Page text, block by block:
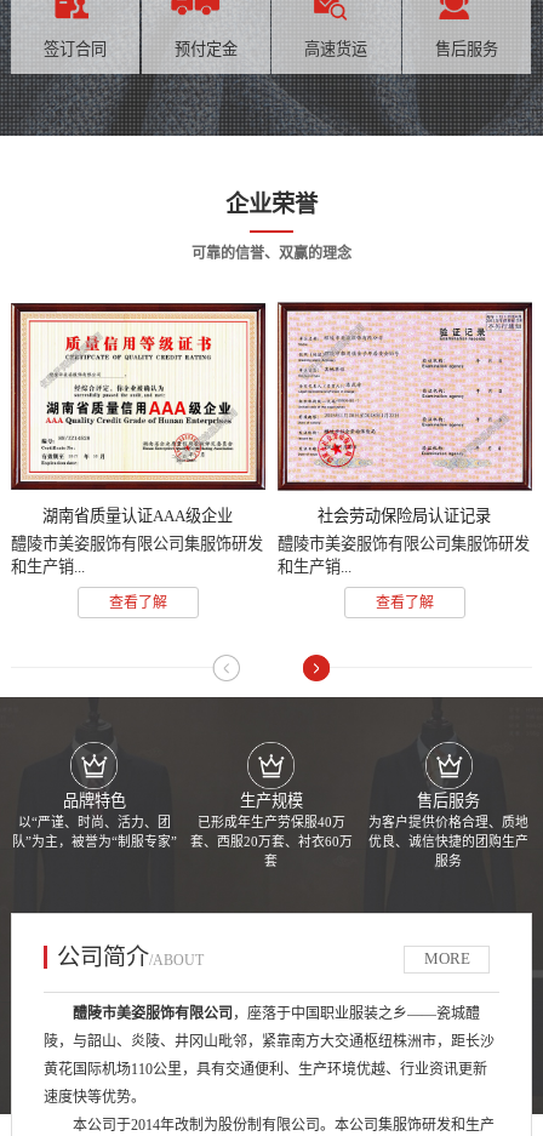
签订合同 预付定金 高速货运 售后服务
企业荣誉
可靠的信誉、双赢的理念
湖南省质量认证AAA级企业
醴陵市美姿服饰有限公司集服饰研发
和生产销...
查看了解
社会劳动保险局认证记录
醴陵市美姿服饰有限公司集服饰研发
和生产销...
查看了解
品牌特色
以“严谨、时尚、活力、团
队”为主，被誉为“制服专家”
生产规模
已形成年生产劳保服40万
套、西服20万套、衬衣60万
套
售后服务
为客户提供价格合理、质地
优良、诚信快捷的团购生产
服务
公司简介/ABOUT MORE
醴陵市美姿服饰有限公司 ，座落于中国职业服装之乡——瓷城醴
陵，与韶山、炎陵、井冈山毗邻，紧靠南方大交通枢纽株洲市，距长沙
黄花国际机场110公里，具有交通便利、生产环境优越、行业资讯更新
速度快等优势。
本公司于2014年改制为股份制有限公司。本公司集服饰研发和生产